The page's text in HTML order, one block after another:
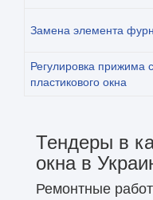
Замена элемента
Регулировка прижима
пластикового окна
Тендеры в
окна в
Ремонтные